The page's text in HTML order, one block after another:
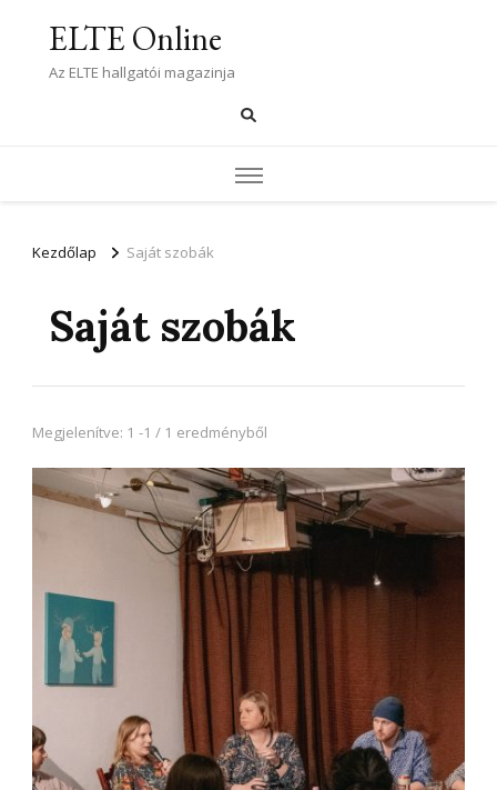
ELTE Online
Az ELTE hallgatói magazinja
Kezdőlap Saját szobák
Saját szobák
Megjelenítve: 1 -1 / 1 eredményből